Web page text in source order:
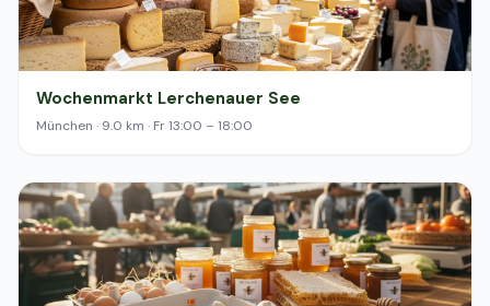
Wochenmarkt Lerchenauer See
München · 9.0 km · Fr 13:00 – 18:00